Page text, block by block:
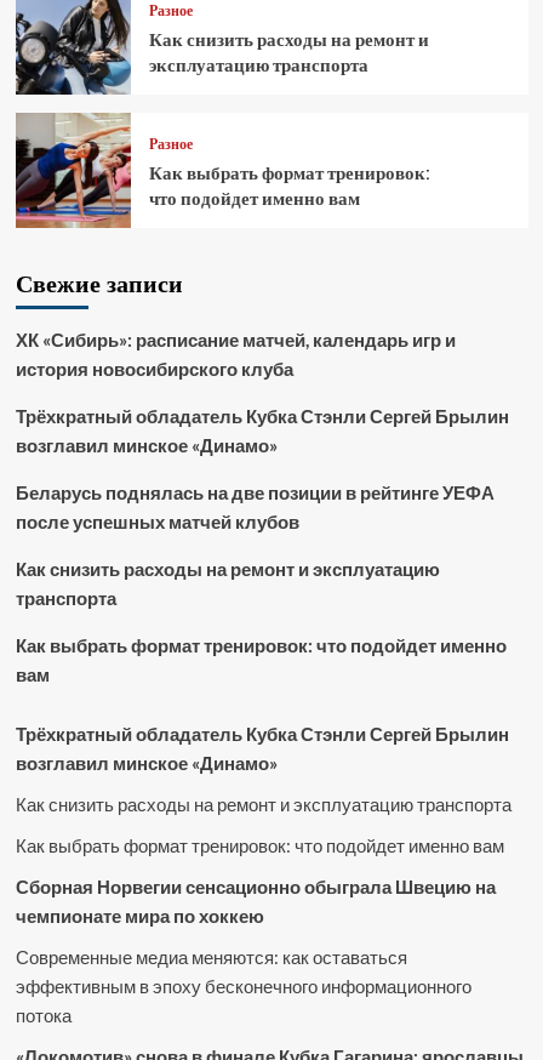
Разное
Как снизить расходы на ремонт и
эксплуатацию транспорта
Разное
Как выбрать формат тренировок:
что подойдет именно вам
Свежие записи
ХК «Сибирь»: расписание матчей, календарь игр и
история новосибирского клуба
Трёхкратный обладатель Кубка Стэнли Сергей Брылин
возглавил минское «Динамо»
Беларусь поднялась на две позиции в рейтинге УЕФА
после успешных матчей клубов
Как снизить расходы на ремонт и эксплуатацию
транспорта
Как выбрать формат тренировок: что подойдет именно
вам
Трёхкратный обладатель Кубка Стэнли Сергей Брылин
возглавил минское «Динамо»
Как снизить расходы на ремонт и эксплуатацию транспорта
Как выбрать формат тренировок: что подойдет именно вам
Сборная Норвегии сенсационно обыграла Швецию на
чемпионате мира по хоккею
Современные медиа меняются: как оставаться
эффективным в эпоху бесконечного информационного
потока